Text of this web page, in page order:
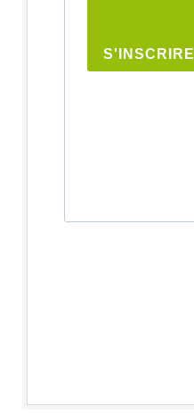
S'INSCRIRE